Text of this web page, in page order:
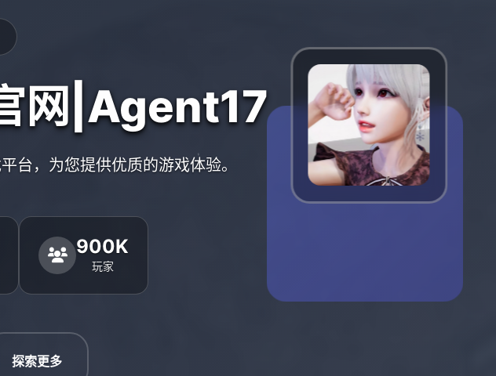
网|Agent17
台，为您提供优质的游戏体验。
900K
玩家
探索更多